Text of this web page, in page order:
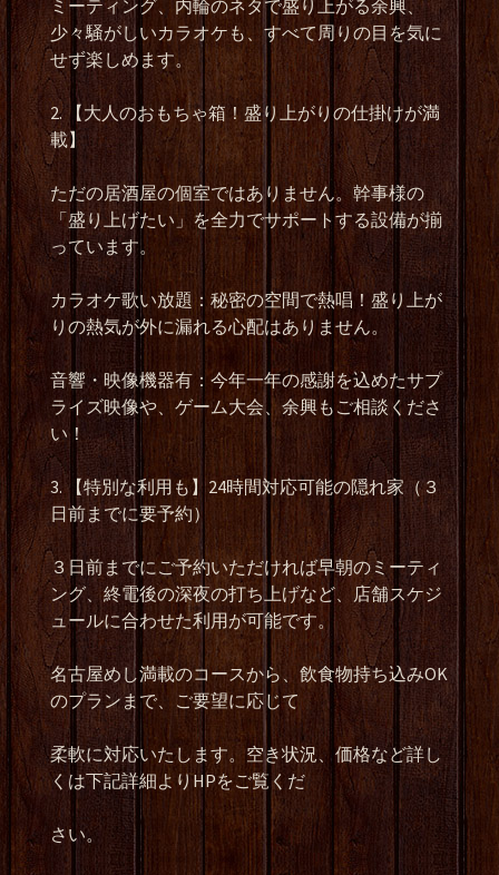
ミーティング、内輪のネタで盛り上がる余興、
少々騒がしいカラオケも、すべて周りの目を気に
せず楽しめます。
2. 【大人のおもちゃ箱！盛り上がりの仕掛けが満
載】
ただの居酒屋の個室ではありません。幹事様の
「盛り上げたい」を全力でサポートする設備が揃
っています。
カラオケ歌い放題：秘密の空間で熱唱！盛り上が
りの熱気が外に漏れる心配はありません。
音響・映像機器有：今年一年の感謝を込めたサプ
ライズ映像や、ゲーム大会、余興もご相談くださ
い！
3. 【特別な利用も】24時間対応可能の隠れ家（３
日前までに要予約）
３日前までにご予約いただければ早朝のミーティ
ング、終電後の深夜の打ち上げなど、店舗スケジ
ュールに合わせた利用が可能です。
名古屋めし満載のコースから、飲食物持ち込みOK
のプランまで、ご要望に応じて
柔軟に対応いたします。空き状況、価格など詳し
くは下記詳細よりHPをご覧くだ
さい。